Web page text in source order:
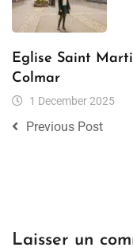
Eglise Saint
Colmar
1 December 2025
Previous Post
Laisser un